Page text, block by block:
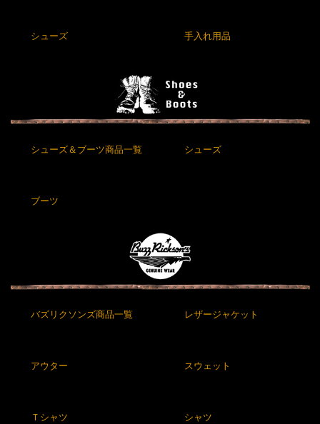
シューズ 手入れ用品
シューズ＆ブーツ商品一覧 シューズ
ブーツ
バズリクソンズ商品一覧 レザージャケット
アウター スウェット
Ｔシャツ シャツ